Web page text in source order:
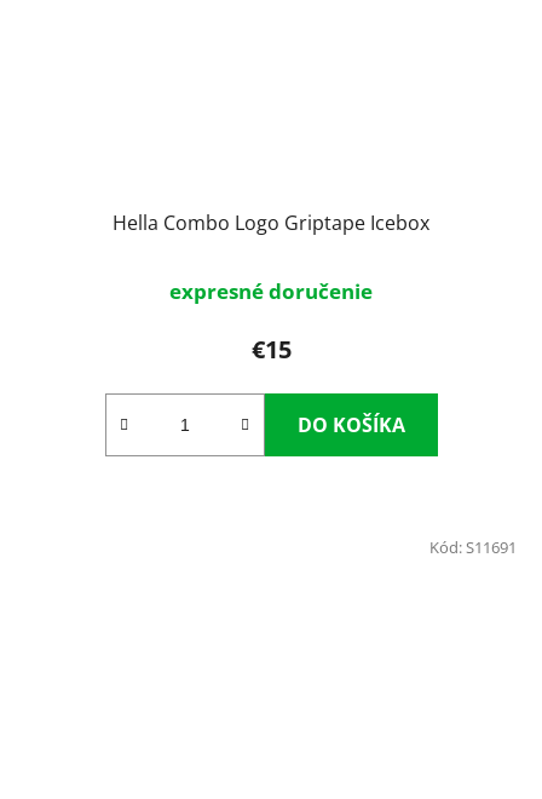
Hella Combo Logo Griptape Icebox
expresné doručenie
€15
DO KOŠÍKA
Kód:S11691